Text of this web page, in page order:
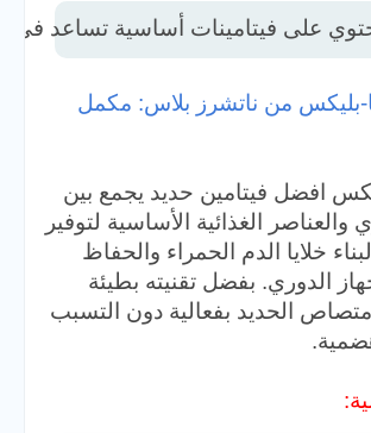
على فيتامينات أساسية تساعد
بليكس من ناتشرز بلاس: مكمل
افضل فيتامين حديد​ يجمع بين
والعناصر الغذائية الأساسية لتوفير
خلايا الدم الحمراء والحفاظ
الدوري. بفضل تقنيته بطيئة
امتصاص الحديد بفعالية دون التسبب